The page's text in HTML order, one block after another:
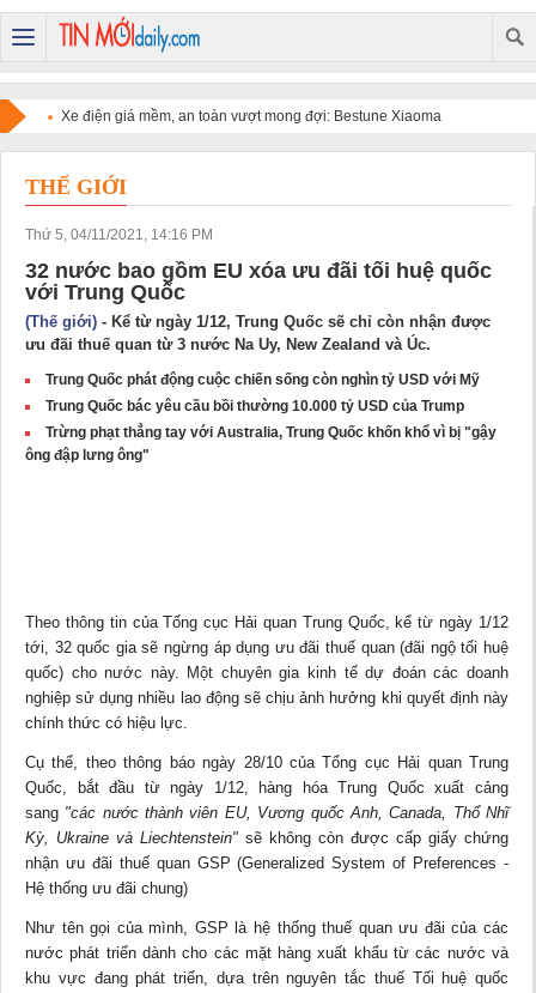
Xe điện giá mềm, an toàn vượt mong đợi: Bestune Xiaoma
chinh phục người dùng
THẾ GIỚI
Thứ 5, 04/11/2021, 14:16 PM
32 nước bao gồm EU xóa ưu đãi tối huệ quốc
với Trung Quốc
(Thế giới) - Kể từ ngày 1/12, Trung Quốc sẽ chỉ còn nhận được
ưu đãi thuế quan từ 3 nước Na Uy, New Zealand và Úc.
Trung Quốc phát động cuộc chiến sống còn nghìn tỷ USD với Mỹ
Trung Quốc bác yêu cầu bồi thường 10.000 tỷ USD của Trump
Trừng phạt thẳng tay với Australia, Trung Quốc khốn khổ vì bị "gậy
ông đập lưng ông"
Theo thông tin của Tổng cục Hải quan Trung Quốc, kể từ ngày 1/12
tới, 32 quốc gia sẽ ngừng áp dụng ưu đãi thuế quan (đãi ngộ tối huệ
quốc) cho nước này. Một chuyên gia kinh tếdự đoán các doanh
nghiệp sử dụng nhiều lao động sẽ chịu ảnh hưởng khi quyết định này
chính thức có hiệu lực.
Cụ thể, theo thông báo ngày 28/10 của Tổng cục Hải quan Trung
Quốc, bắt đầu từ ngày 1/12, hàng hóa Trung Quốc xuất cảng
sang "các nước thành viên EU, Vương quốc Anh, Canada, Thổ Nhĩ
Kỳ, Ukraine và Liechtenstein" sẽ không còn được cấp giấy chứng
nhận ưu đãi thuế quan GSP (Generalized System of Preferences -
Hệ thống ưu đãi chung)
Như tên gọi của mình, GSP là hệ thống thuế quan ưu đãi của các
nước phát triển dành cho các mặt hàng xuất khẩu từ các nước và
khu vực đang phát triển, dựa trên nguyên tắc thuế Tối huệ quốc